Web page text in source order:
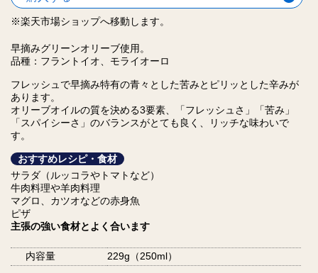
※楽天市場ショップへ移動します。
早摘みグリーンオリーブ使用。
品種：フラントイオ、モライオーロ
フレッシュで早摘み特有の青々とした苦みとピリッとした辛みが
あります。
オリーブオイルの質を決める3要素、「フレッシュさ」「苦み」
「スパイシーさ」のバランスがとても良く、
リッチな味わいで
す。
おすすめレシピ・食材
サラダ（ルッコラやトマトなど）
牛肉料理や羊肉料理
マグロ、カツオなどの赤身魚
ピザ
主張の強い食材とよく合います
内容量 229g（250ml）